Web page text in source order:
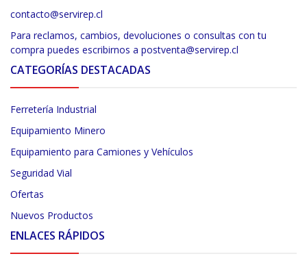
contacto@servirep.cl
Para reclamos, cambios, devoluciones o consultas con tu
compra puedes escribirnos a postventa@servirep.cl
CATEGORÍAS DESTACADAS
Ferretería Industrial
Equipamiento Minero
Equipamiento para Camiones y Vehículos
Seguridad Vial
Ofertas
Nuevos Productos
ENLACES RÁPIDOS